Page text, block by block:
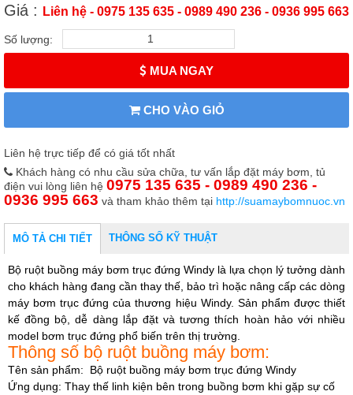
Giá : Liên hệ - 0975 135 635 - 0989 490 236 - 0936 995 663
Số lượng:
MUA NGAY
CHO VÀO GIỎ
Liên hệ trực tiếp để có giá tốt nhất
Khách hàng có nhu cầu sửa chữa, tư vấn lắp đặt máy bơm, tủ
điện vui lòng liên hệ 0975 135 635 - 0989 490 236 -
0936 995 663 và tham khảo thêm tại http://suamaybomnuoc.vn
MÔ TẢ CHI TIẾT THÔNG SỐ KỸ THUẬT
Bộ ruột buồng máy bơm trục đứng Windy là lựa chọn lý tưởng dành
cho khách hàng đang cần thay thế, bảo trì hoặc nâng cấp các dòng
máy bơm trục đứng của thương hiệu Windy. Sản phẩm được thiết
kế đồng bộ, dễ dàng lắp đặt và tương thích hoàn hảo với nhiều
model bơm trục đứng phổ biến trên thị trường.
Thông số bộ ruột buồng máy bơm:
Tên sản phẩm: Bộ ruột buồng máy bơm trục đứng Windy
Ứng dụng: Thay thế linh kiện bên trong buồng bơm khi gặp sự cố